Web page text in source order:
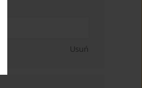
Usuń